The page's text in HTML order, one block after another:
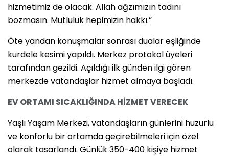
hizmetimiz de olacak. Allah ağzımızın tadını
bozmasın. Mutluluk hepimizin hakkı.”
Öte yandan konuşmalar sonrası dualar eşliğinde
kurdele kesimi yapıldı. Merkez protokol üyeleri
tarafından gezildi. Açıldığı ilk günden ilgi gören
merkezde vatandaşlar hizmet almaya başladı.
EV ORTAMI SICAKLIĞINDA HİZMET VERECEK
Yaşlı Yaşam Merkezi, vatandaşların günlerini huzurlu
ve konforlu bir ortamda geçirebilmeleri için özel
olarak tasarlandı. Günlük 350-400 kişiye hizmet